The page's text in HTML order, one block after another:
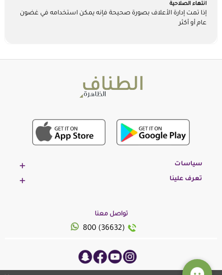
انتهاء الصلاحية
إذا تمت إدارة الأعلاف بصورة صحيحة فإنه يمكن استخدامه في غضون
عام أو أكثر
سياسات
تعرف علينا
تواصل معنا
800 (36632)